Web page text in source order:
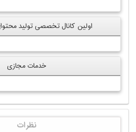
اولین کانال تخصصی تولید
خدمات مجازی
نظرات